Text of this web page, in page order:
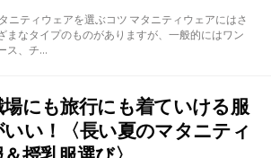
ゴニティウェアを選ぶコツ マタニティウェアにはさ
まなタイプのものがありますが、一般的にはワン
ス、チ...
場にも旅行にも着ていける服
いい！〈長い夏のマタニティ